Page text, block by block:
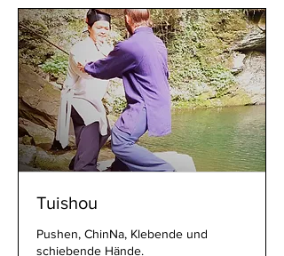
Tuishou
Pushen, ChinNa, Klebende und
schiebende Hände.